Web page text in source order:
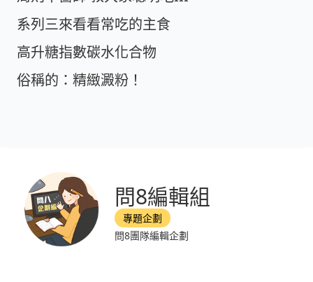
系列三來看看常吃的主食
高升糖指數碳水化合物
俗稱的：精緻澱粉！
問8編輯組
專題企劃
問8團隊編輯企劃